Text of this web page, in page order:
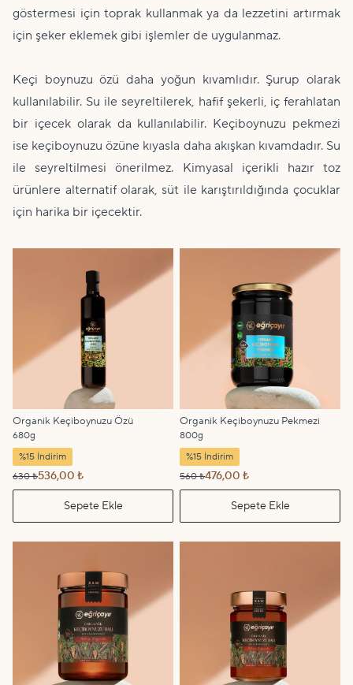
göstermesi için toprak kullanmak ya da lezzetini artırmak
için şeker eklemek gibi işlemler de uygulanmaz.
Keçi boynuzu özü daha yoğun kıvamlıdır. Şurup olarak
kullanılabilir. Su ile seyreltilerek, hafif şekerli, iç ferahlatan
bir içecek olarak da kullanılabilir. Keçiboynuzu pekmezi
ise keçiboynuzu özüne kıyasla daha akışkan kıvamdadır. Su
ile seyreltilmesi önerilmez. Kimyasal içerikli hazır toz
ürünlere alternatif olarak, süt ile karıştırıldığında çocuklar
için harika bir içecektir.
Organik Keçiboynuzu Özü
680g
%15 İndirim
630 ₺536,00 ₺
Sepete Ekle
Organik Keçiboynuzu Pekmezi
800g
%15 İndirim
560 ₺476,00 ₺
Sepete Ekle